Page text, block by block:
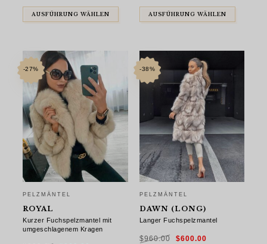
$960.00$600.00.
AUSFÜHRUNG WÄHLEN
$840.00$600.00.
AUSFÜHRUNG WÄHLEN
-27%
PELZMÄNTEL
ROYAL
Kurzer Fuchspelzmantel mit
umgeschlagenem Kragen
-38%
PELZMÄNTEL
DAWN (LONG)
Langer Fuchspelzmantel
$960.00
Ursprünglicher
Preis
$600.00Preis